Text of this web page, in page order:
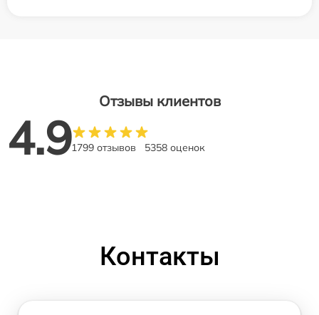
Отзывы клиентов
4.91799 отзывов 5358 оценок
Контакты